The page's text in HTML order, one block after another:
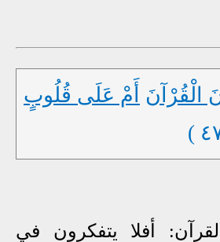
الْقُرْآنَ
أَمْ عَلَى قُلُوبٍ
أفلا يتفكرون في